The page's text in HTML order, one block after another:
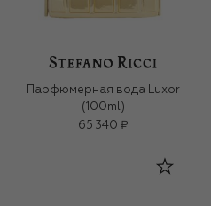
Парфюмерная вода Luxor
(100ml)
65 340 ₽